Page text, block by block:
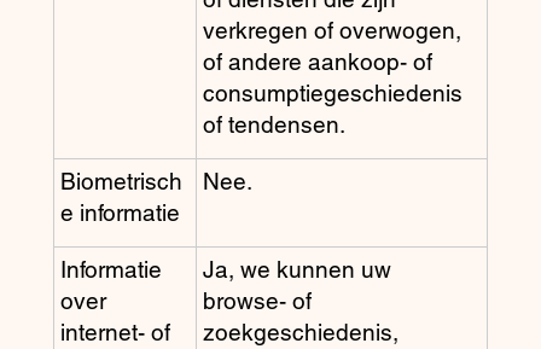
verkregen of overwogen,
of andere aankoop- of
consumptiegeschiedenis
of tendensen.
Biometrisch
e informatie
Nee.
Informatie
over
internet- of
Ja, we kunnen uw
browse- of
zoekgeschiedenis,